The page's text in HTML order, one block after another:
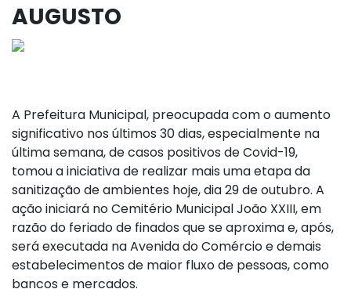
AUGUSTO
A Prefeitura Municipal, preocupada com o aumento
significativo nos últimos 30 dias, especialmente na
última semana, de casos positivos de Covid-19,
tomou a iniciativa de realizar mais uma etapa da
sanitização de ambientes hoje, dia 29 de outubro. A
ação iniciará no Cemitério Municipal João XXIII, em
razão do feriado de finados que se aproxima e, após,
será executada na Avenida do Comércio e demais
estabelecimentos de maior fluxo de pessoas, como
bancos e mercados.